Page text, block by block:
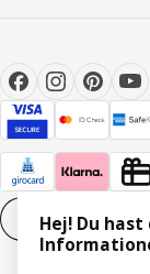
Cookie-
Hej! Du